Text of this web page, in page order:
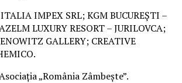
IMPEX SRL; KGM BUCUREȘTI –
LUXURY RESORT – JURILOVCA;
GALLERY; CREATIVE
„România Zâmbește”.